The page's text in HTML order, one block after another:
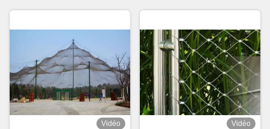
Vidéo Vidéo